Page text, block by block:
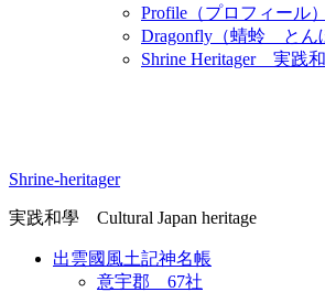
Profile（プロフィール）
Dragonfly（蜻蛉 とん
Shrine Heritager 実践
Shrine-heritager
実践和學 Cultural Japan heritage
出雲國風土記神名帳
意宇郡 67社